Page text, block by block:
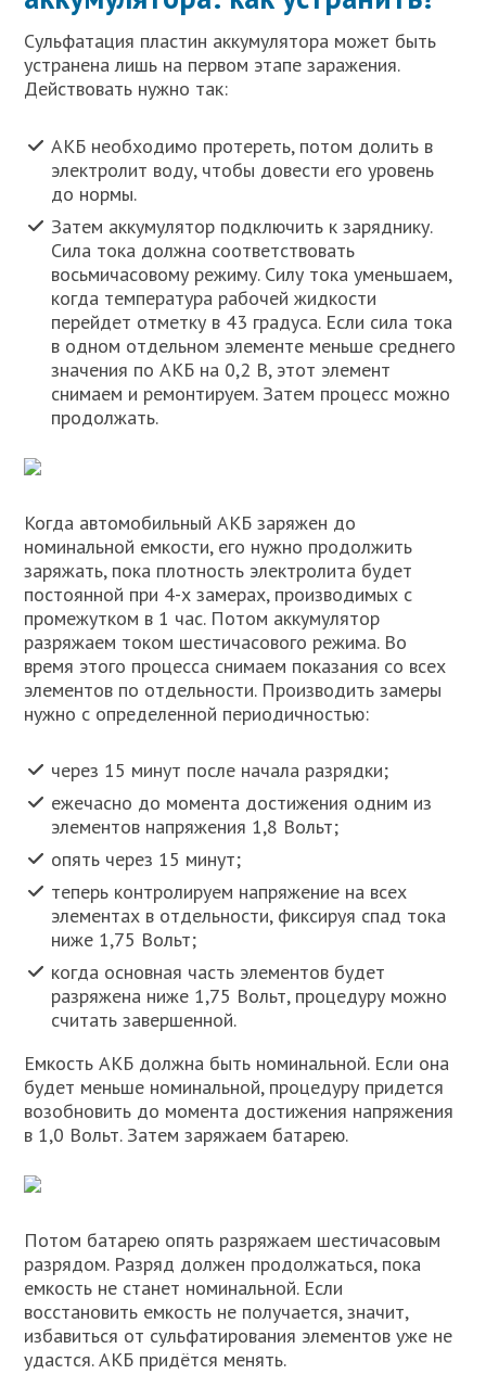
Сульфатация пластин аккумулятора может быть
устранена лишь на первом этапе заражения.
Действовать нужно так:
АКБ необходимо протереть, потом долить в
электролит воду, чтобы довести его уровень
до нормы.
Затем аккумулятор подключить к заряднику.
Сила тока должна соответствовать
восьмичасовому режиму. Силу тока уменьшаем,
когда температура рабочей жидкости
перейдет отметку в 43 градуса. Если сила тока
в одном отдельном элементе меньше среднего
значения по АКБ на 0,2 В, этот элемент
снимаем и ремонтируем. Затем процесс можно
продолжать.
Когда автомобильный АКБ заряжен до
номинальной емкости, его нужно продолжить
заряжать, пока плотность электролита будет
постоянной при 4-х замерах, производимых с
промежутком в 1 час. Потом аккумулятор
разряжаем током шестичасового режима. Во
время этого процесса снимаем показания со всех
элементов по отдельности. Производить замеры
нужно с определенной периодичностью:
через 15 минут после начала разрядки;
ежечасно до момента достижения одним из
элементов напряжения 1,8 Вольт;
опять через 15 минут;
теперь контролируем напряжение на всех
элементах в отдельности, фиксируя спад тока
ниже 1,75 Вольт;
когда основная часть элементов будет
разряжена ниже 1,75 Вольт, процедуру можно
считать завершенной.
Емкость АКБ должна быть номинальной. Если она
будет меньше номинальной, процедуру придется
возобновить до момента достижения напряжения
в 1,0 Вольт. Затем заряжаем батарею.
Потом батарею опять разряжаем шестичасовым
разрядом. Разряд должен продолжаться, пока
емкость не станет номинальной. Если
восстановить емкость не получается, значит,
избавиться от сульфатирования элементов уже не
удастся. АКБ придётся менять.